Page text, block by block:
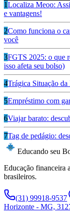
1Localiza Meoo:
e vantagens!
2Como funciona o
você
3FGTS 2025: o que
isso afeta seu bolso)
4Trágica Situação
5Empréstimo com
6Viajar barato:
7Tag de pedágio:
Educando seu
Educação financeira
brasileiros.
(31) 99918-9537
Horizonte - MG,